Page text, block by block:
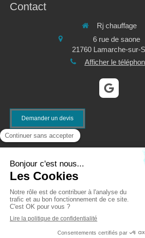
Contact
Rj chauffage
6 rue de saone
21760 Lamarche-sur-
Afficher le
Demander un devis
©2021 Rj chauffage - Plomberie,
sanitaire
Création et référencement du site par Simplébo
Site partenaire deCEDEO